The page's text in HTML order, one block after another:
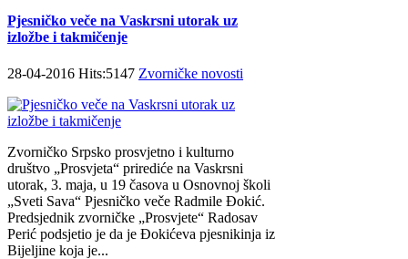
Pjesničko veče na Vaskrsni utorak uz
izložbe i takmičenje
28-04-2016 Hits:5147 Zvorničke novosti
Zvorničko Srpsko prosvjetno i kulturno
društvo „Prosvjeta“ prirediće na Vaskrsni
utorak, 3. maja, u 19 časova u Osnovnoj školi
„Sveti Sava“ Pjesničko veče Radmile Đokić.
Predsjednik zvorničke „Prosvjete“ Radosav
Perić podsjetio je da je Đokićeva pjesnikinja iz
Bijeljine koja je...